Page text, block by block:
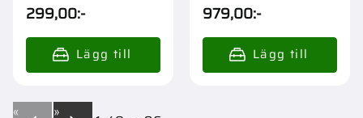
st.
299,00:- st.
979,00:-
« »